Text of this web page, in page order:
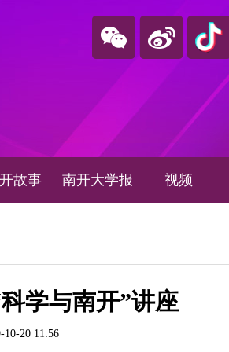
故事 南开大学报 视频
学与南开”讲座
10-20 11:56